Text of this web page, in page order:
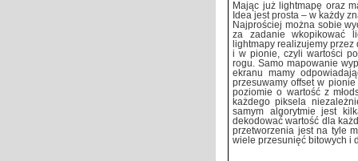
Mając już lightmapę oraz
Idea jest prosta – w każdy
Najprościej można sobie
za zadanie wkopikować
lightmapy realizujemy
i w pionie, czyli wartości
rogu. Samo mapowanie
ekranu mamy
przesuwamy offset w
poziomie o wartość z
każdego piksela
samym algorytmie jest
dekodować wartość dla
przetworzenia jest na tyle
wiele przesunięć bitowych i